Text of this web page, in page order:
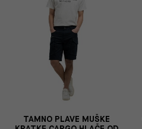
TAMNO PLAVE MUŠKE